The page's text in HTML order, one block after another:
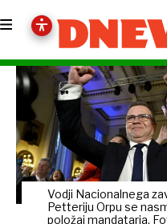
Vodji Nacionalnega
Petteriju Orpu se
položaj​ mandatarja.